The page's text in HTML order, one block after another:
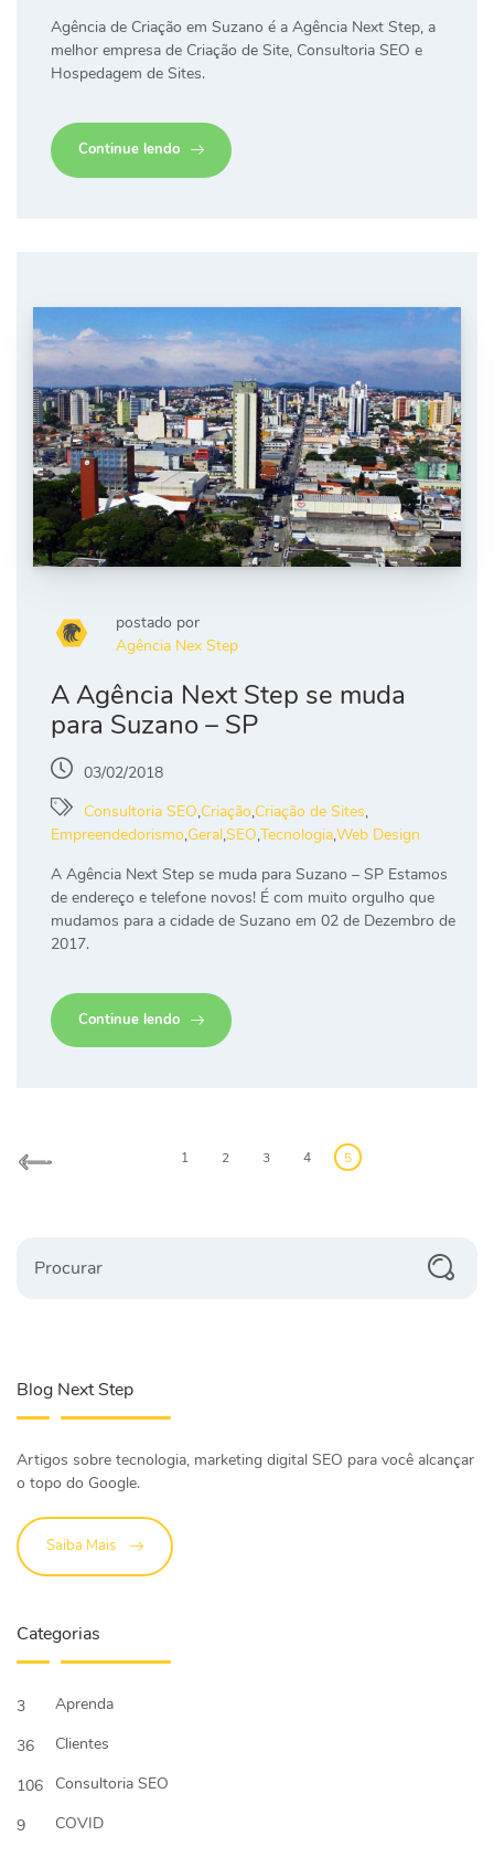
Agência de Criação em Suzano é a Agência Next Step, a
melhor empresa de Criação de Site, Consultoria SEO e
Hospedagem de Sites.
Continue lendo
postado por
Agência Nex Step
A Agência Next Step se muda
para Suzano – SP
03/02/2018
Consultoria SEO,Criação,Criação de Sites,
Empreendedorismo,Geral,SEO,Tecnologia,Web Design
A Agência Next Step se muda para Suzano – SP Estamos
de endereço e telefone novos! É com muito orgulho que
mudamos para a cidade de Suzano em 02 de Dezembro de
2017.
Continue lendo
de
1 2 3 4 5
Blog Next Step
Artigos sobre tecnologia, marketing digital SEO para você alcançar
o topo do Google.
Saiba Mais
Categorias
3
Aprenda
36
Clientes
106
Consultoria SEO
9
COVID